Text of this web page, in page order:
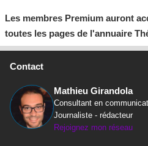
Les membres Premium auront
toutes les pages de l'annuaire
Contact
Mathieu Girandola
Consultant en
Journaliste - rédacteur
Rejoignez mon réseau